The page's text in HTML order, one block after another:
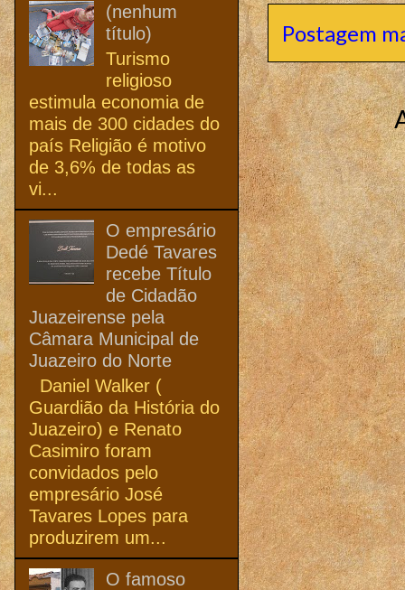
Postagem
(nenhum
título)
Turismo
religioso
estimula economia de
mais de 300 cidades do
país Religião é motivo
de 3,6% de todas as
vi...
O empresário
Dedé Tavares
recebe Título
de Cidadão
Juazeirense pela
Câmara Municipal de
Juazeiro do Norte
Daniel Walker (
Guardião da História do
Juazeiro) e Renato
Casimiro foram
convidados pelo
empresário José
Tavares Lopes para
produzirem um...
O famoso